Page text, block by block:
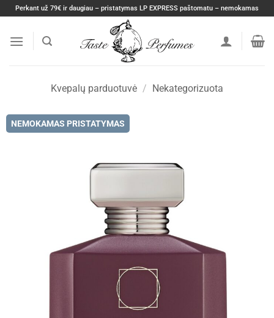
Skip
content
Perkant už 79€ ir daugiau – pristatymas LP EXPRESS paštomatu – nemokamas
Kvepalų parduotuvė / Nekategorizuota
NEMOKAMAS PRISTATYMAS